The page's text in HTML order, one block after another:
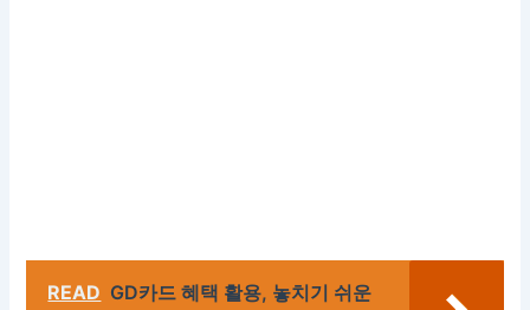
READ GD카드 혜택 활용, 놓치기 쉬운